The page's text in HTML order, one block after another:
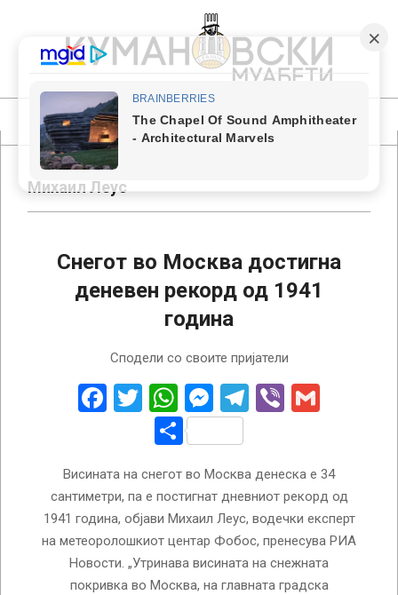
content
КУМАНОВСКИ
МУАБЕТИ
Primary
Navigation
MenuМихаил Леус
Снегот во Москва достигна
деневен рекорд од 1941
година
Сподели со своите пријатели
Facebook
Twitter
WhatsApp
Messenger
Telegram
Viber
Share
Висината на снегот во Москва денеска е 34
сантиметри, па е постигнат дневниот рекорд од
1941 година, објави Михаил Леус, водечки експерт
на метеоролошкиот центар Фобос, пренесува РИА
Новости. „Утринава висината на снежната
покривка во Москва, на главната градска